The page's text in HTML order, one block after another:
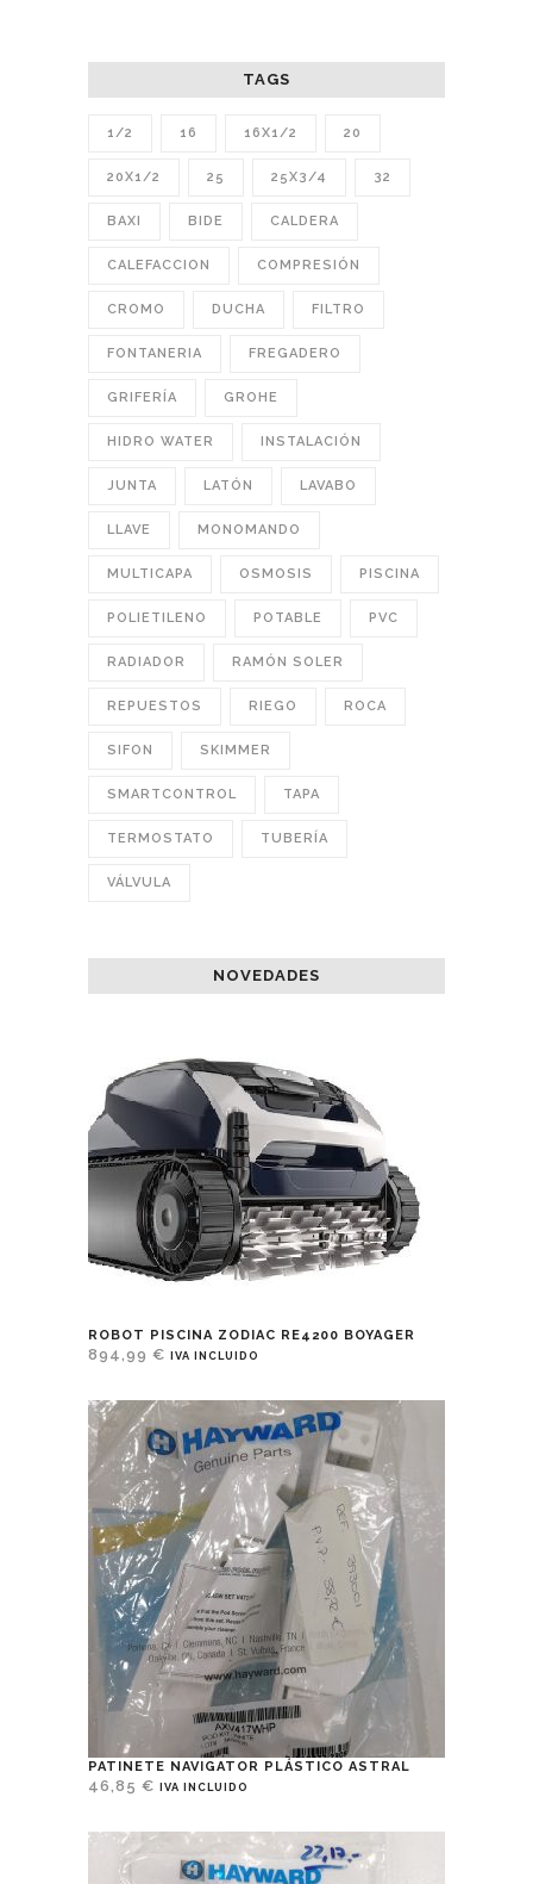
TAGS
1/2 16 16X1/2 20
20X1/2 25 25X3/4 32
BAXI BIDE CALDERA
CALEFACCION COMPRESIÓN
CROMO DUCHA FILTRO
FONTANERIA FREGADERO
GRIFERÍA GROHE
HIDRO WATER INSTALACIÓN
JUNTA LATÓN LAVABO
LLAVE MONOMANDO
MULTICAPA OSMOSIS PISCINA
POLIETILENO POTABLE PVC
RADIADOR RAMÓN SOLER
REPUESTOS RIEGO ROCA
SIFON SKIMMER
SMARTCONTROL TAPA
TERMOSTATO TUBERÍA
VÁLVULA
NOVEDADES
ROBOT PISCINA ZODIAC RE4200 BOYAGER
894,99 € IVA INCLUIDO
PATINETE NAVIGATOR PLÁSTICO ASTRAL
46,85 € IVA INCLUIDO